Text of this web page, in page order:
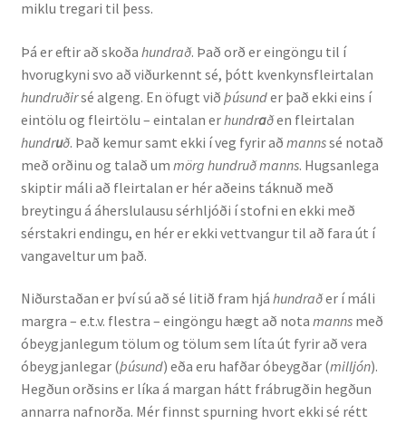
Blaðaefni
English
Administration
CV
Publications
Research
Teaching
miklu tregari til þess.
Þá er eftir að skoða hundrað. Það orð er eingöngu til í
hvorugkyni svo að viðurkennt sé, þótt kvenkynsfleirtalan
hundruðirsé algeng. En öfugt við þúsunder það ekki eins í
eintölu og fleirtölu – eintalan erhundraðen fleirtalan
hundruð. Það kemur samt ekki í veg fyrir að mannssé notað
með orðinu og talað um mörg hundruð manns. Hugsanlega
skiptir máli að fleirtalan er hér aðeins táknuð með
breytingu á áherslulausu sérhljóði í stofni en ekki með
sérstakri endingu, en hér er ekki vettvangur til að fara út í
vangaveltur um það.
Niðurstaðan er því sú að sé litið fram hjá hundraðer í máli
margra – e.t.v. flestra – eingöngu hægt að nota mannsmeð
óbeygjanlegum tölum og tölum sem líta út fyrir að vera
óbeygjanlegar (þúsund) eða eru hafðar óbeygðar (milljón).
Hegðun orðsins er líka á margan hátt frábrugðin hegðun
annarra nafnorða. Mér finnst spurning hvort ekki sé rétt